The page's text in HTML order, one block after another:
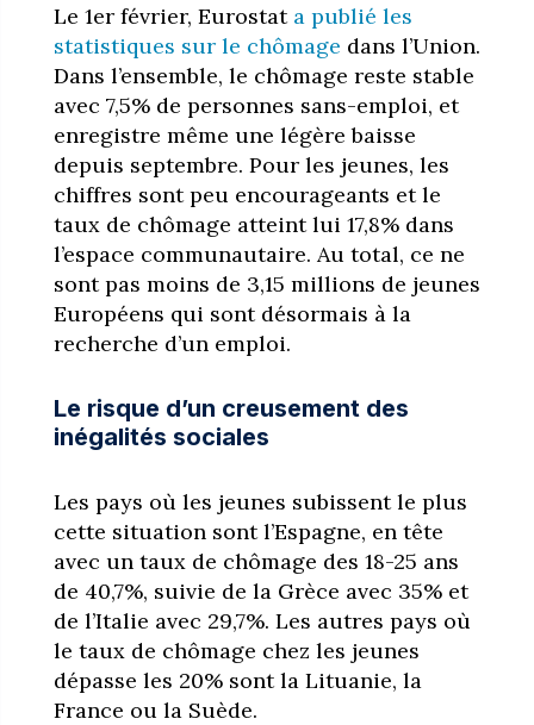
Le 1er février, Eurostat a publié les
statistiques sur le chômage dans l’Union.
Dans l’ensemble, le chômage reste stable
avec 7,5% de personnes sans-emploi, et
enregistre même une légère baisse
depuis septembre. Pour les jeunes, les
chiffres sont peu encourageants et le
taux de chômage atteint lui 17,8% dans
l’espace communautaire. Au total, ce ne
sont pas moins de 3,15 millions de jeunes
Européens qui sont désormais à la
recherche d’un emploi.
Le risque d’un creusement des
inégalités sociales
Les pays où les jeunes subissent le plus
cette situation sont l’Espagne, en tête
avec un taux de chômage des 18-25 ans
de 40,7%, suivie de la Grèce avec 35% et
de l’Italie avec 29,7%. Les autres pays où
le taux de chômage chez les jeunes
dépasse les 20% sont la Lituanie, la
France ou la Suède.